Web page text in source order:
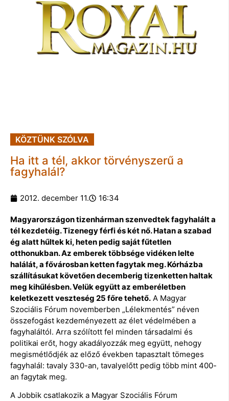
KÖZTÜNK SZÓLVA
Ha itt a tél, akkor törvényszerű a
fagyhalál?
2012. december 11. 16:34
Magyarországon tizenhárman szenvedtek fagyhalált a
tél kezdetéig. Tizenegy férfi és két nő. Hatan a szabad
ég alatt hűltek ki, heten pedig saját fűtetlen
otthonukban. Az emberek többsége vidéken lelte
halálát, a fővárosban ketten fagytak meg. Kórházba
szállításukat követően decemberig tizenketten haltak
meg kihűlésben. Velük együtt az emberéletben
keletkezett veszteség 25 főre tehető. A Magyar
Szociális Fórum novemberben „Lélekmentés” néven
összefogást kezdeményezett az élet védelmében a
fagyhaláltól. Arra szólított fel minden társadalmi és
politikai erőt, hogy akadályozzák meg együtt, nehogy
megismétlődjék az előző években tapasztalt tömeges
fagyhalál: tavaly 330-an, tavalyelőtt pedig több mint 400-
an fagytak meg.
A Jobbik csatlakozik a Magyar Szociális Fórum